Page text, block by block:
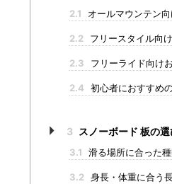
2.1 オールマウンテン
2.2 フリースタイル向
2.3 フリーライド向け
2.4 初心者におすすめ
3 スノーボード 板の
3.1 滑る場所に合った
3.2 身長・体重に合う